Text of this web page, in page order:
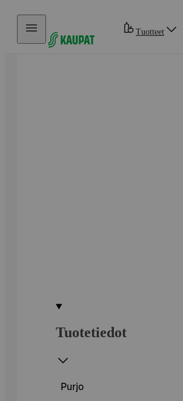
Hyppää sisältöön
Tuotteet
Tuotetiedot
Purjo